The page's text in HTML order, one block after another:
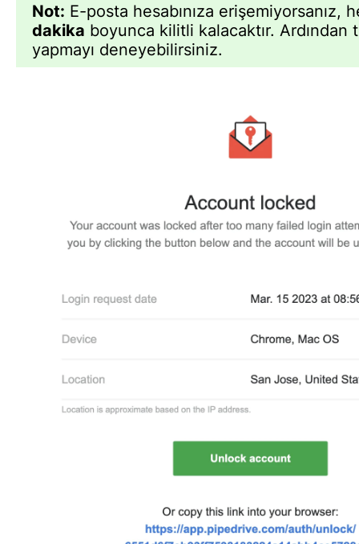
Not: E-posta hesabınıza erişemiyorsanız,
dakika boyunca kilitli kalacaktır. Ardından
yapmayı deneyebilirsiniz.